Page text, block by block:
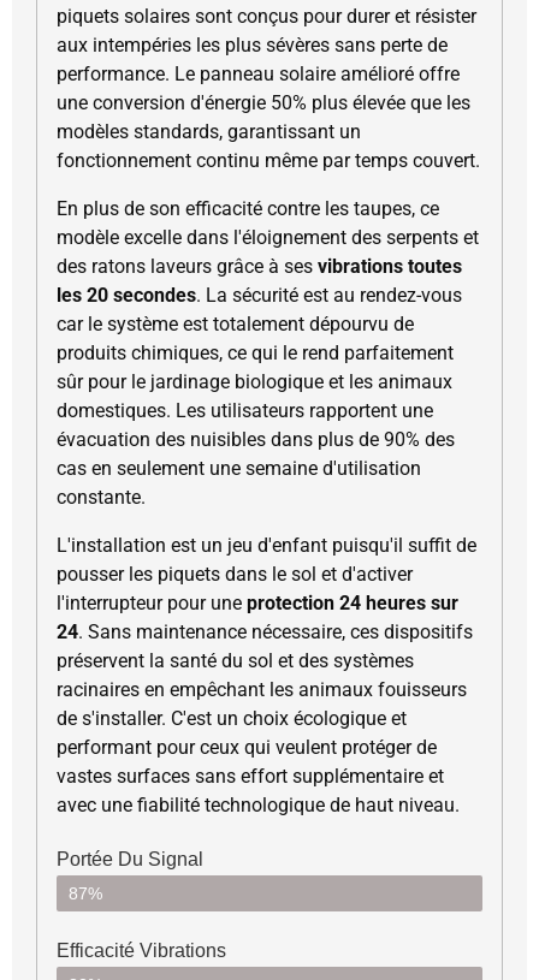
piquets solaires sont conçus pour durer et résister
aux intempéries les plus sévères sans perte de
performance. Le panneau solaire amélioré offre
une conversion d'énergie 50% plus élevée que les
modèles standards, garantissant un
fonctionnement continu même par temps couvert.
En plus de son efficacité contre les taupes, ce
modèle excelle dans l'éloignement des serpents et
des ratons laveurs grâce à ses vibrations toutes
les 20 secondes. La sécurité est au rendez-vous
car le système est totalement dépourvu de
produits chimiques, ce qui le rend parfaitement
sûr pour le jardinage biologique et les animaux
domestiques. Les utilisateurs rapportent une
évacuation des nuisibles dans plus de 90% des
cas en seulement une semaine d'utilisation
constante.
L'installation est un jeu d'enfant puisqu'il suffit de
pousser les piquets dans le sol et d'activer
l'interrupteur pour une protection 24 heures sur
24. Sans maintenance nécessaire, ces dispositifs
préservent la santé du sol et des systèmes
racinaires en empêchant les animaux fouisseurs
de s'installer. C'est un choix écologique et
performant pour ceux qui veulent protéger de
vastes surfaces sans effort supplémentaire et
avec une fiabilité technologique de haut niveau.
Portée Du Signal
87%
Efficacité Vibrations